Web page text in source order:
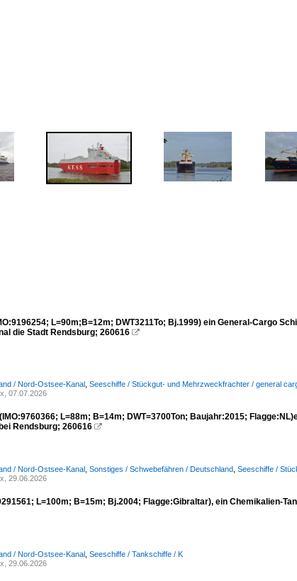
L=90m;B=12m; DWT3211To; Bj.1999) ein General-Cargo
die Stadt Rendsburg; 260616 
/ Nord-Ostsee-Kanal Seeschiffe / Stückgut- und Mehrzweckfrachter / general
07.07.2026
L=88m; B=14m; DWT=3700Ton; Baujahr:2015;
Rendsburg; 260616 
/ Nord-Ostsee-Kanal Sonstiges / Schwebefähren / Deutschland Seeschiffe /
29.06.2026
L=100m; B=15m; Bj.2004; Flagge:Gibraltar), ein Chemikalien-
/ Nord-Ostsee-Kanal Seeschiffe / Tankschiffe / K
29.06.2026